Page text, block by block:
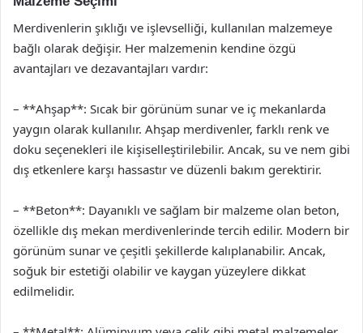
Merdivenlerin şıklığı ve işlevselliği, kullanılan malzemeye
bağlı olarak değişir. Her malzemenin kendine özgü
avantajları ve dezavantajları vardır:
– **Ahşap**: Sıcak bir görünüm sunar ve iç mekanlarda
yaygın olarak kullanılır. Ahşap merdivenler, farklı renk ve
doku seçenekleri ile kişiselleştirilebilir. Ancak, su ve nem gibi
dış etkenlere karşı hassastır ve düzenli bakım gerektirir.
– **Beton**: Dayanıklı ve sağlam bir malzeme olan beton,
özellikle dış mekan merdivenlerinde tercih edilir. Modern bir
görünüm sunar ve çeşitli şekillerde kalıplanabilir. Ancak,
soğuk bir estetiği olabilir ve kaygan yüzeylere dikkat
edilmelidir.